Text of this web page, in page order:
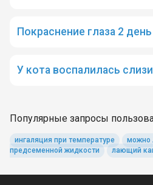
Покраснение глаза 2
У кота воспалилась
Популярные запросы
ингаляция при температуре
можно
предсеменной жидкости
лающий